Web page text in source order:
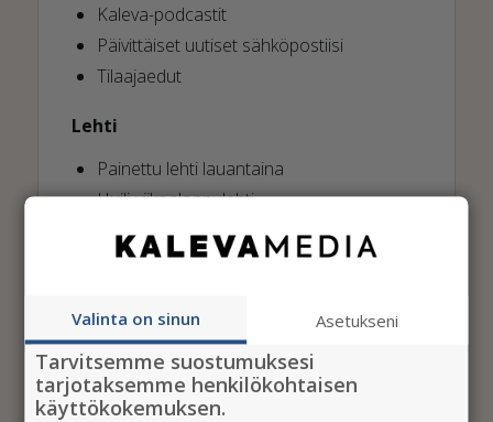
Kaleva-podcastit
Päivittäiset uutiset sähköpostiisi
Tilaajaedut
Lehti
Painettu lehti lauantaina
Huili-viikonloppulehti
Digilukuoikeudet
samassa taloudessa asuvalle
Valinta on sinun Asetukseni
Tarvitsemme suostumuksesi
tarjotaksemme henkilökohtaisen
käyttökokemuksen.